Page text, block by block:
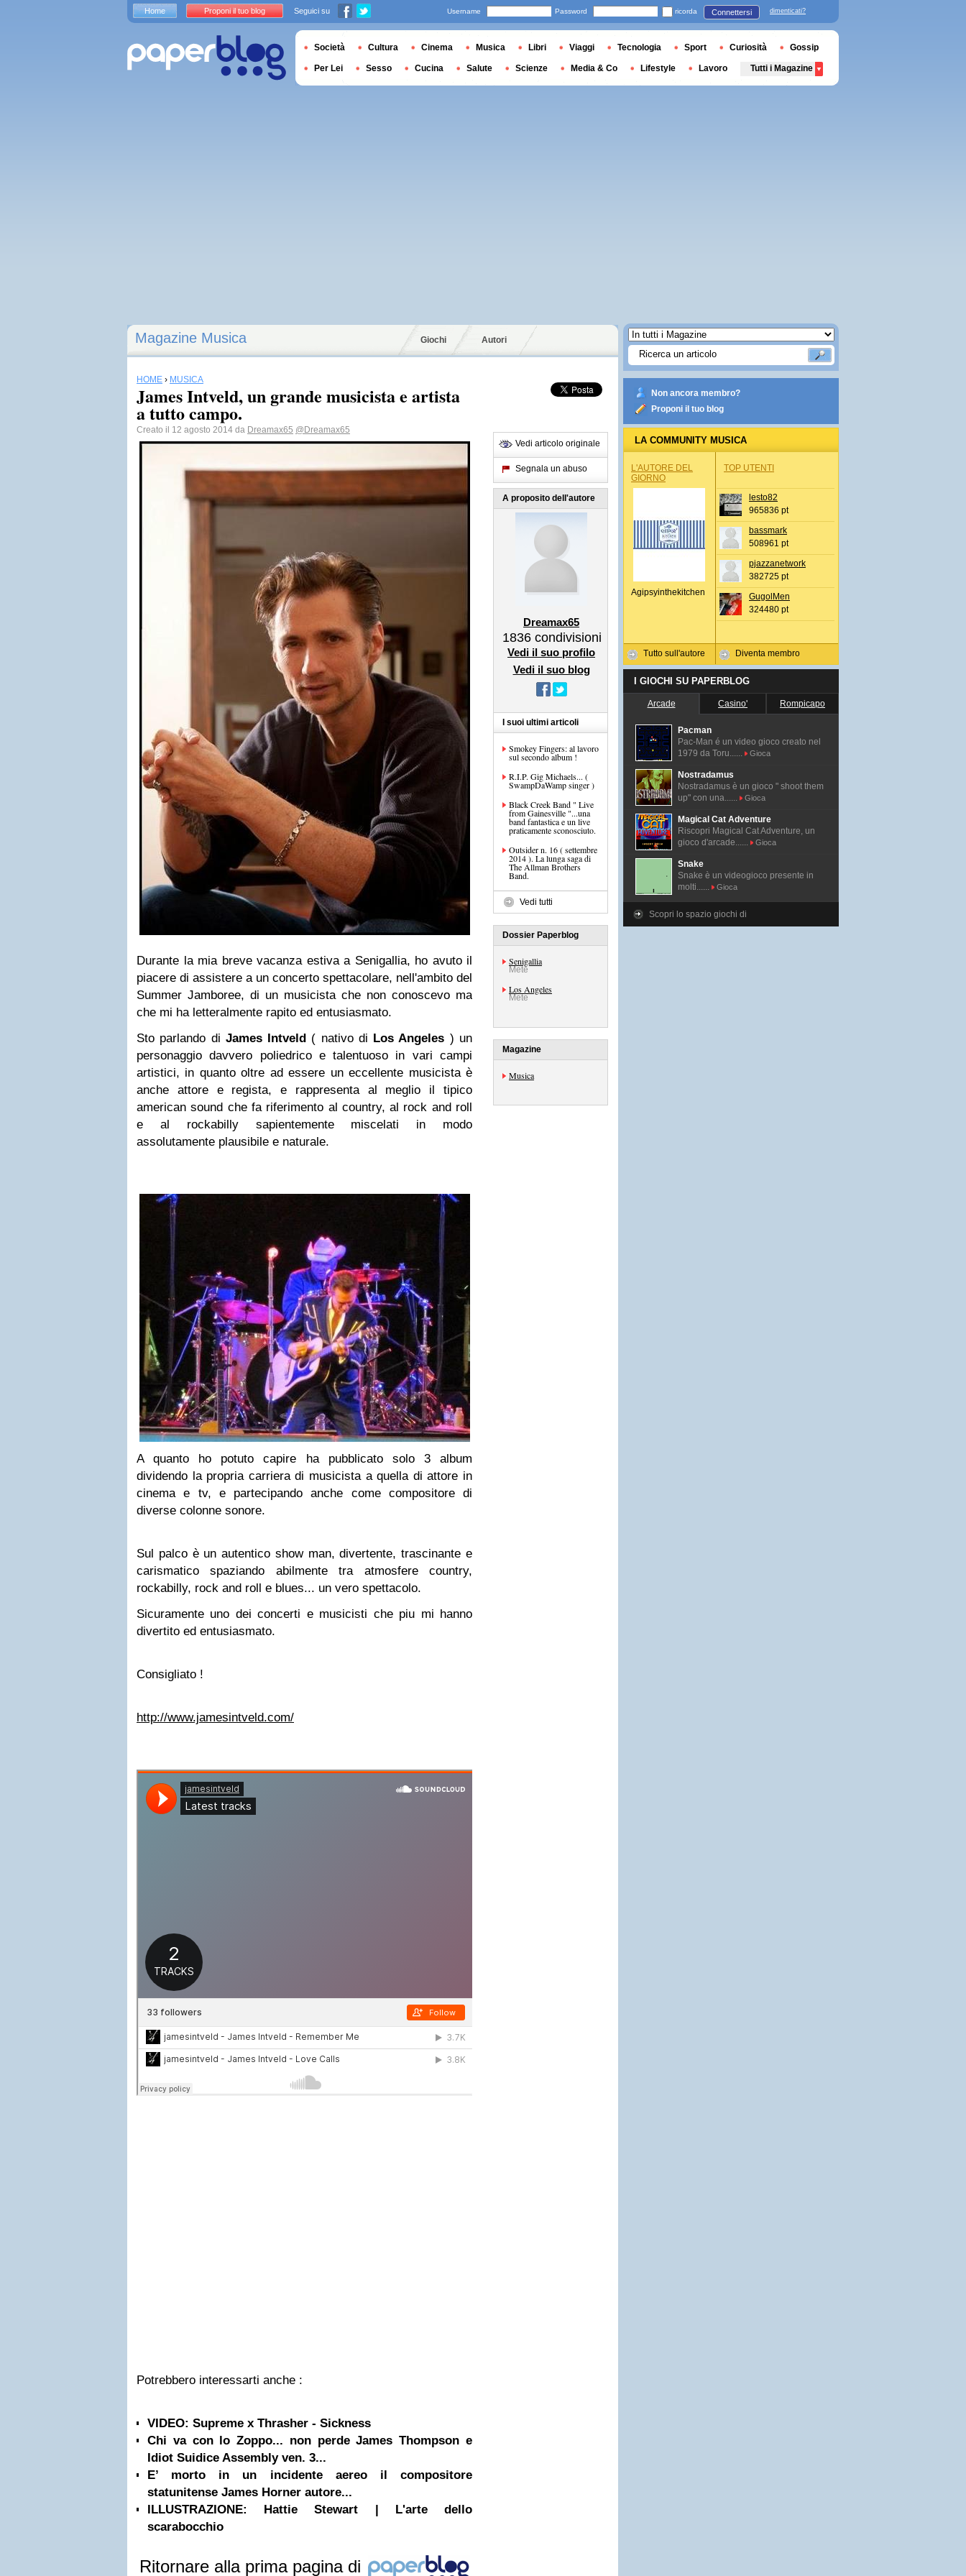
Magazine Musica Giochi Autori
HOME › MUSICA
James Intveld, un grande musicista e artista
a tutto campo.
Creato il 12 agosto 2014 da Dreamax65 @Dreamax65
Durante la mia breve vacanza estiva a Senigallia, ho avuto il
piacere di assistere a un concerto spettacolare, nell'ambito del
Summer Jamboree, di un musicista che non conoscevo ma
che mi ha letteralmente rapito ed entusiasmato.
Sto parlando di James Intveld ( nativo di Los Angeles ) un
personaggio davvero poliedrico e talentuoso in vari campi
artistici, in quanto oltre ad essere un eccellente musicista è
anche attore e regista, e rappresenta al meglio il tipico
american sound che fa riferimento al country, al rock and roll
e al rockabilly sapientemente miscelati in modo
assolutamente plausibile e naturale.
A quanto ho potuto capire ha pubblicato solo 3 album
dividendo la propria carriera di musicista a quella di attore in
cinema e tv, e partecipando anche come compositore di
diverse colonne sonore.
Sul palco è un autentico show man, divertente, trascinante e
carismatico spaziando abilmente tra atmosfere country,
rockabilly, rock and roll e blues... un vero spettacolo.
Sicuramente uno dei concerti e musicisti che piu mi hanno
divertito ed entusiasmato.
Consigliato !
http://www.jamesintveld.com/
Potrebbero interessarti anche :
VIDEO: Supreme x Thrasher - Sickness
Chi va con lo Zoppo... non perde James Thompson e
Idiot Suidice Assembly ven. 3...
E’ morto in un incidente aereo il compositore
statunitense James Horner autore...
ILLUSTRAZIONE: Hattie Stewart | L'arte dello
scarabocchio
Ritornare alla prima pagina di
Vedi articolo originale
Segnala un abuso
A proposito dell'autore
Dreamax65
1836 condivisioni
Vedi il suo profilo
Vedi il suo blog
I suoi ultimi articoli
Smokey Fingers: al lavoro
sul secondo album !
R.I.P. Gig Michaels... (
SwampDaWamp singer )
Black Creek Band " Live
from Gainesville "...una
band fantastica e un live
praticamente sconosciuto.
Outsider n. 16 ( settembre
2014 ). La lunga saga di
The Allman Brothers
Band.
Vedi tutti
Dossier Paperblog
Senigallia
Mete
Los Angeles
Mete
Magazine
Musica
Non ancora membro?
Proponi il tuo blog
LA COMMUNITY MUSICA
L'AUTORE DEL
GIORNO
Agipsyinthekitchen
Tutto sull'autore
TOP UTENTI
lesto82
965836 pt
bassmark
508961 pt
pjazzanetwork
382725 pt
GugolMen
324480 pt
Diventa membro
I GIOCHI SU PAPERBLOG
Arcade Casino' Rompicapo
Pacman
Pac-Man é un video gioco creato nel
1979 da Toru......
Gioca
Nostradamus
Nostradamus è un gioco " shoot them
up" con una......
Gioca
Magical Cat Adventure
Riscopri Magical Cat Adventure, un
gioco d'arcade......
Gioca
Snake
Snake è un videogioco presente in
molti......
Gioca
Scopri lo spazio giochi di
Home Proponi il tuo blog Seguici su Username Password ricorda Connettersi dimenticati?
Società Cultura Cinema Musica Libri Viaggi Tecnologia Sport Curiosità Gossip
Per Lei Sesso Cucina Salute Scienze Media & Co Lifestyle Lavoro Tutti i Magazine